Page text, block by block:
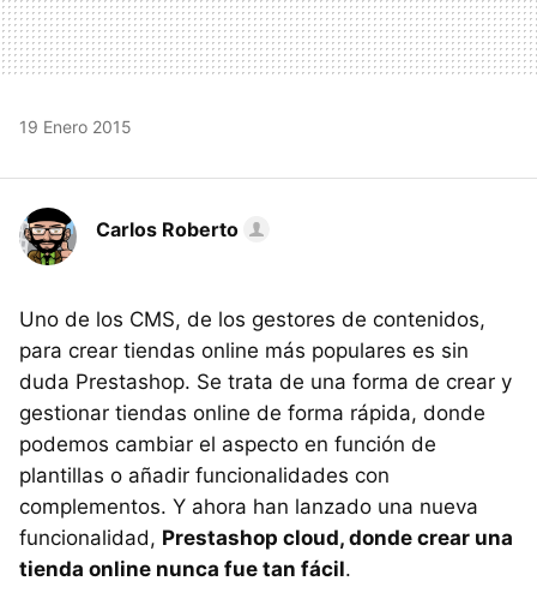
19 Enero 2015
Carlos Roberto
Uno de los CMS, de los gestores de contenidos,
para crear tiendas online más populares es sin
duda Prestashop. Se trata de una forma de crear y
gestionar tiendas online de forma rápida, donde
podemos cambiar el aspecto en función de
plantillas o añadir funcionalidades con
complementos. Y ahora han lanzado una nueva
funcionalidad, Prestashop cloud, donde crear una
tienda online nunca fue tan fácil.